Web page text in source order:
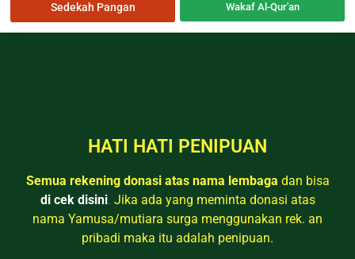
Sedekah Pangan Wakaf Al-Qur'an
HATI HATI PENIPUAN
Semua rekening donasi atas nama lembaga dan bisa
di cek disini. Jika ada yang meminta donasi atas
nama Yamusa/mutiara surga menggunakan rek. an
pribadi maka itu adalah penipuan.